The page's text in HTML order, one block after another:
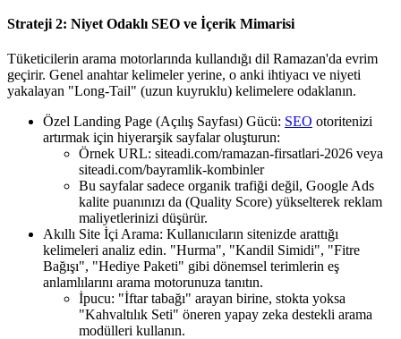
Strateji 2: Niyet Odaklı SEO ve İçerik Mimarisi
Tüketicilerin arama motorlarında kullandığı dil Ramazan'da evrim
geçirir. Genel anahtar kelimeler yerine, o anki ihtiyacı ve niyeti
yakalayan "Long-Tail" (uzun kuyruklu) kelimelere odaklanın.
Özel Landing Page (Açılış Sayfası) Gücü: SEO otoritenizi
artırmak için hiyerarşik sayfalar oluşturun:
Örnek URL: siteadi.com/ramazan-firsatlari-2026 veya
siteadi.com/bayramlik-kombinler
Bu sayfalar sadece organik trafiği değil, Google Ads
kalite puanınızı da (Quality Score) yükselterek reklam
maliyetlerinizi düşürür.
Akıllı Site İçi Arama: Kullanıcıların sitenizde arattığı
kelimeleri analiz edin. "Hurma", "Kandil Simidi", "Fitre
Bağışı", "Hediye Paketi" gibi dönemsel terimlerin eş
anlamlılarını arama motorunuza tanıtın.
İpucu: "İftar tabağı" arayan birine, stokta yoksa
"Kahvaltılık Seti" öneren yapay zeka destekli arama
modülleri kullanın.